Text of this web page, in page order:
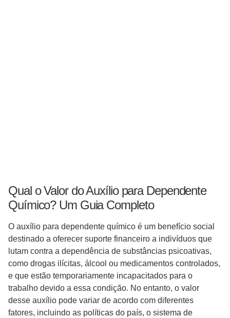
Qual o Valor do Auxílio para Dependente
Químico? Um Guia Completo
O auxílio para dependente químico é um benefício social
destinado a oferecer suporte financeiro a indivíduos que
lutam contra a dependência de substâncias psicoativas,
como drogas ilícitas, álcool ou medicamentos controlados,
e que estão temporariamente incapacitados para o
trabalho devido a essa condição. No entanto, o valor
desse auxílio pode variar de acordo com diferentes
fatores, incluindo as políticas do país, o sistema de